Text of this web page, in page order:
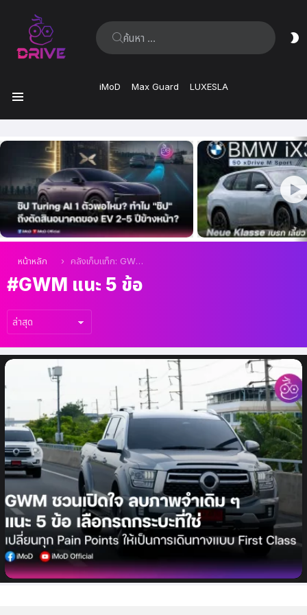
ค้นหา:
iMoD Max Guard LUXESLA
ล่าสุด
คุณอยู่ที่นี่:
หน้าหลัก คลังเก็บแท็ก: GWM แนะ 5 ข้อ
GWM แนะ 5 ข้อ
เรื่อง
GWM ชวนเปิดใจ ลบภาพจำเดิม ๆ แนะ 5 ข้อ
เลือกกระบะที่ใช่ เปลี่ยนทุก Pain Points ให้
เป็นการเดินทางแบบเฟิร์สคลาส